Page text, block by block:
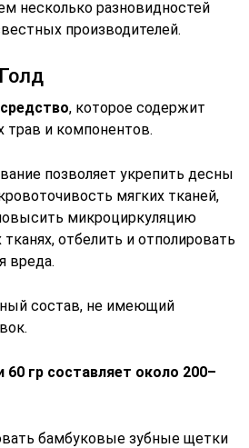
несколько разновидностей
производителей.
, которое содержит
и компонентов.
позволяет укрепить десны
мягких тканей,
микроциркуляцию
отбелить и отполировать
вреда.
состав, не имеющий
гр составляет около 200–
бамбуковые зубные щетки